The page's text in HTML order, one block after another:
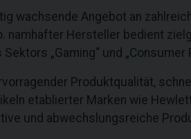
wachsende Angebot an
namhafter Hersteller bedient
„Gaming“ und „Consumer
Produktqualität,
etablierter Marken wie
und abwechslungsreiche